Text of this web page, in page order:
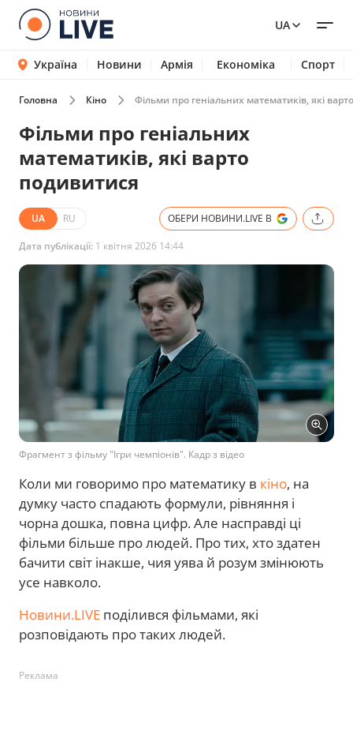
UA
Україна Новини Армія Економіка Спорт
Головна Кіно Фільми про геніальних математиків, які
Фільми про геніальних
математиків, які варто
подивитися
UA RU ОБЕРИ НОВИНИ.LIVE В
Дата публікації: 1 квітня 2026 14:44
Фрагмент з фільму "Ігри чемпіонів". Кадр з відео
Коли ми говоримо про математику в кіно, на
думку часто спадають формули, рівняння і
чорна дошка, повна цифр. Але насправді ці
фільми більше про людей. Про тих, хто здатен
бачити світ інакше, чия уява й розум змінюють
усе навколо.
Новини.LIVE поділився фільмами, які
розповідають про таких людей.
Реклама